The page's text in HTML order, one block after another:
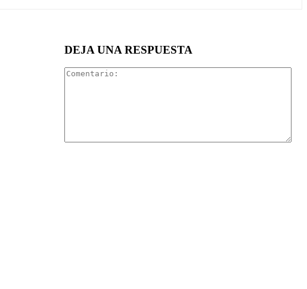
DEJA UNA RESPUESTA